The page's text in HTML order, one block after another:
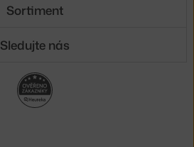
Sortiment
Sledujte nás